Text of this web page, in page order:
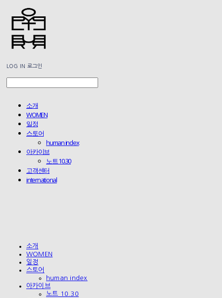
LOG IN 로그인
소개
WOMEN
일정
스토어
human index
아카이브
노트 10.30
고객센터
international
소개
WOMEN
일정
스토어
human index
아카이브
노트 10.30